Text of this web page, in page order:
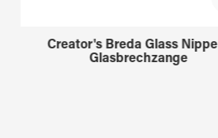
Creator's Breda Glass
Glasbrechzange